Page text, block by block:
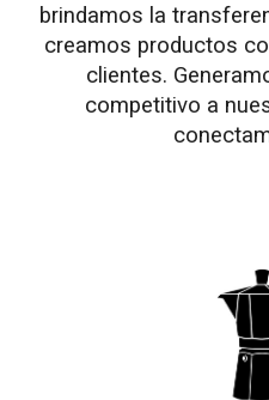
brindamos la
creamos productos
clientes.
competitivo a